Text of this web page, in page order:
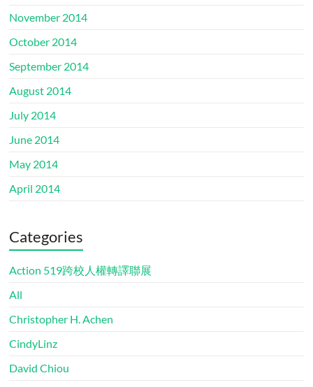
November 2014
October 2014
September 2014
August 2014
July 2014
June 2014
May 2014
April 2014
Categories
Action 519跨校人權轉譯聯展
All
Christopher H. Achen
CindyLinz
David Chiou